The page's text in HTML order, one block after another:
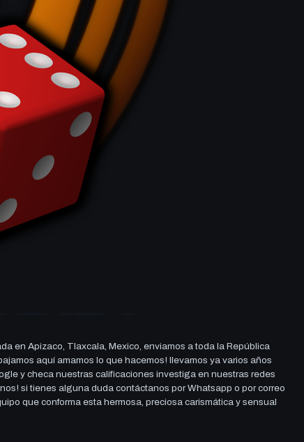
en Apizaco, Tlaxcala, Mexico, enviamos a toda la República
aquí amamos lo que hacemos! llevamos ya varios años
y checa nuestras calificaciones investiga en nuestras redes
si tienes alguna duda contáctanos por Whatsapp o por correo
que conforma esta hermosa, preciosa carismática y sensual